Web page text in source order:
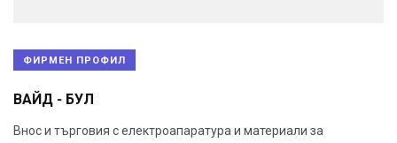
ФИРМЕН ПРОФИЛ
ВАЙД - БУЛ
Внос и търговия с електроапаратура и материали за